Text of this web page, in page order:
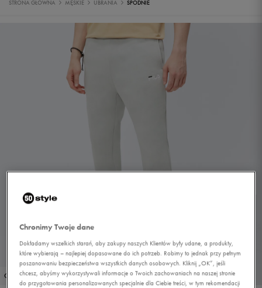
STRONA GŁÓWNA MĘSKIE UBRANIA SPODNIE
OUTLET
Chronimy Twoje dane
Dokładamy wszelkich starań, aby zakupy naszych Klientów były udane, a produkty,
które wybierają – najlepiej dopasowane do ich potrzeb. Robimy to jednak przy pełnym
poszanowaniu bezpieczeństwa wszystkich danych osobowych. Kliknij „OK”, jeśli
chcesz, abyśmy wykorzystywali informacje o Twoich zachowaniach na naszej stronie
do przygotowania personalizowanych specjalnie dla Ciebie treści, w tym rekomendacji